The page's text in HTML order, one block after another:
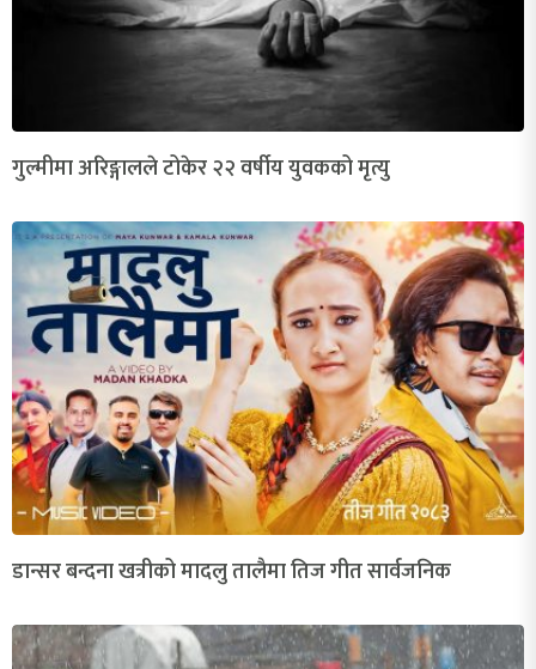
गुल्मीमा अरिङ्गालले टोकेर २२ वर्षीय युवकको मृत्यु
डान्सर बन्दना खत्रीको मादलु तालैमा तिज गीत सार्वजनिक